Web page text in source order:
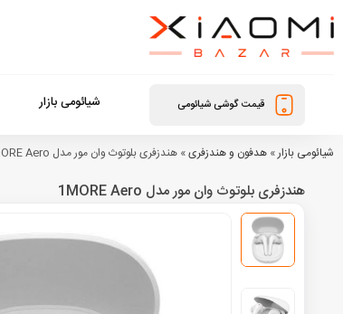
قیمت گوشی شیائومی شیائومی بازار
شیائومی بازار» هدفون و هندزفری» هندزفری بلوتوث وان مور مدل 1MORE Aero
هندزفری بلوتوث وان مور مدل 1MORE Aero